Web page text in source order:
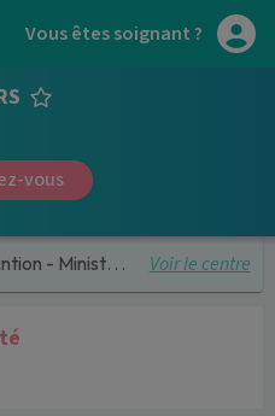
Vous êtes soignant ?
vous
Etrangères (MAE) Voir le centre